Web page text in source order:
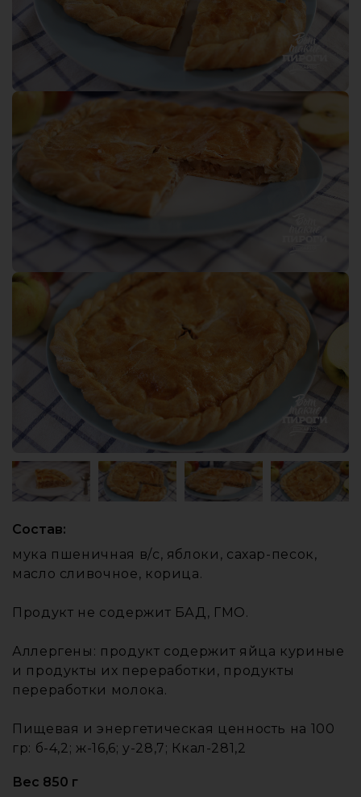
Состав:
мука пшеничная в/с, яблоки, сахар-песок,
масло сливочное, корица.
Продукт не содержит БАД, ГМО.
Аллергены: продукт содержит яйца куриные
и продукты их переработки, продукты
переработки молока.
Пищевая и энергетическая ценность на 100
гр: б-4,2; ж-16,6; у-28,7; Ккал-281,2
Вес 850 г